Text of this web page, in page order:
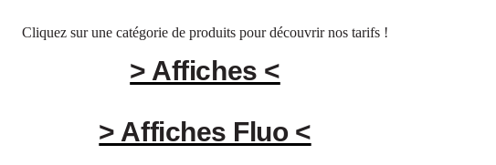
Cliquez sur une catégorie de produits pour découvrir nos tarifs !
> Affiches <
> Affiches Fluo <